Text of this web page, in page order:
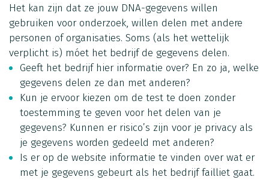
Het kan zijn dat ze jouw DNA-gegevens willen
gebruiken voor onderzoek, willen delen met andere
personen of organisaties. Soms (als het wettelijk
verplicht is) móet het bedrijf de gegevens delen.
Geeft het bedrijf hier informatie over? En zo ja, welke
gegevens delen ze dan met anderen?
Kun je ervoor kiezen om de test te doen zonder
toestemming te geven voor het delen van je
gegevens? Kunnen er risico’s zijn voor je privacy als
je gegevens worden gedeeld met anderen?
Is er op de website informatie te vinden over wat er
met je gegevens gebeurt als het bedrijf failliet gaat.